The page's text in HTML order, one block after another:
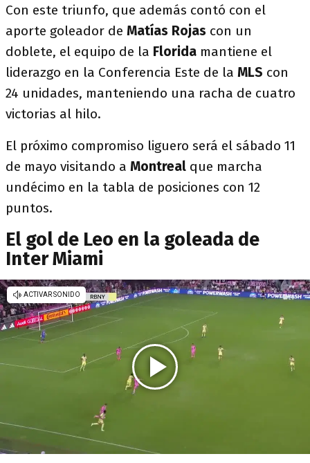
Con este triunfo, que además contó con el
aporte goleador de Matías Rojas con un
doblete, el equipo de la Florida mantiene el
liderazgo en la Conferencia Este de la MLS con
24 unidades, manteniendo una racha de cuatro
victorias al hilo.
El próximo compromiso liguero será el sábado 11
de mayo visitando a Montreal que marcha
undécimo en la tabla de posiciones con 12
puntos.
El gol de Leo en la goleada de
Inter Miami